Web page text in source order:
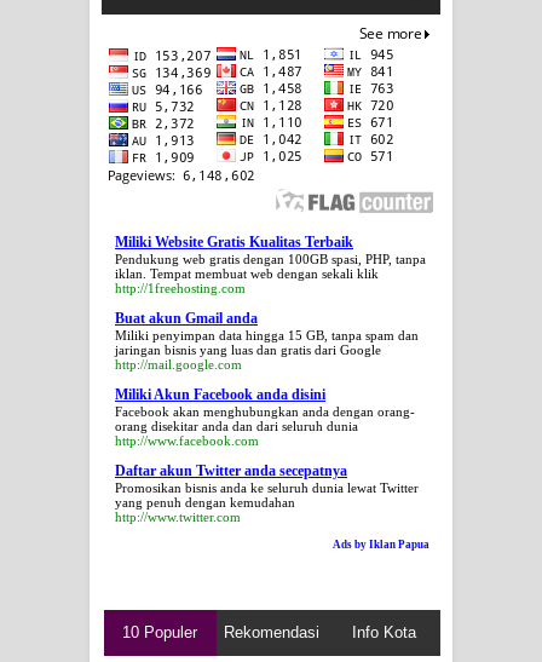
Miliki Website Gratis Kualitas Terbaik
Pendukung web gratis dengan 100GB spasi, PHP, tanpa
iklan. Tempat membuat web dengan sekali klik
http://1freehosting.com
Buat akun Gmail anda
Miliki penyimpan data hingga 15 GB, tanpa spam dan
jaringan bisnis yang luas dan gratis dari Google
http://mail.google.com
Miliki Akun Facebook anda disini
Facebook akan menghubungkan anda dengan orang-
orang disekitar anda dan dari seluruh dunia
http://www.facebook.com
Daftar akun Twitter anda secepatnya
Promosikan bisnis anda ke seluruh dunia lewat Twitter
yang penuh dengan kemudahan
http://www.twitter.com
Ads by Iklan Papua
10 Populer Rekomendasi Info Kota